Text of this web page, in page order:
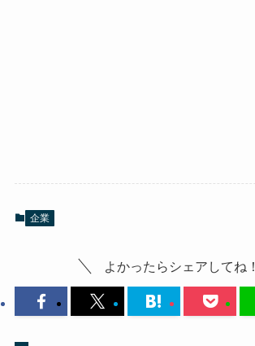
企業
よかったらシェアしてね！